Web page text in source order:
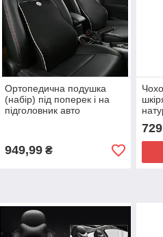
Ортопедична подушка
(набір) під поперек і на
підголовник авто
949,99₴